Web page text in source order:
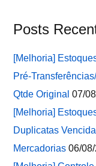
Posts
[Melhoria]
Pré-
Qtde Original 07/
[Melhoria]
Duplicatas
Mercadorias 06/